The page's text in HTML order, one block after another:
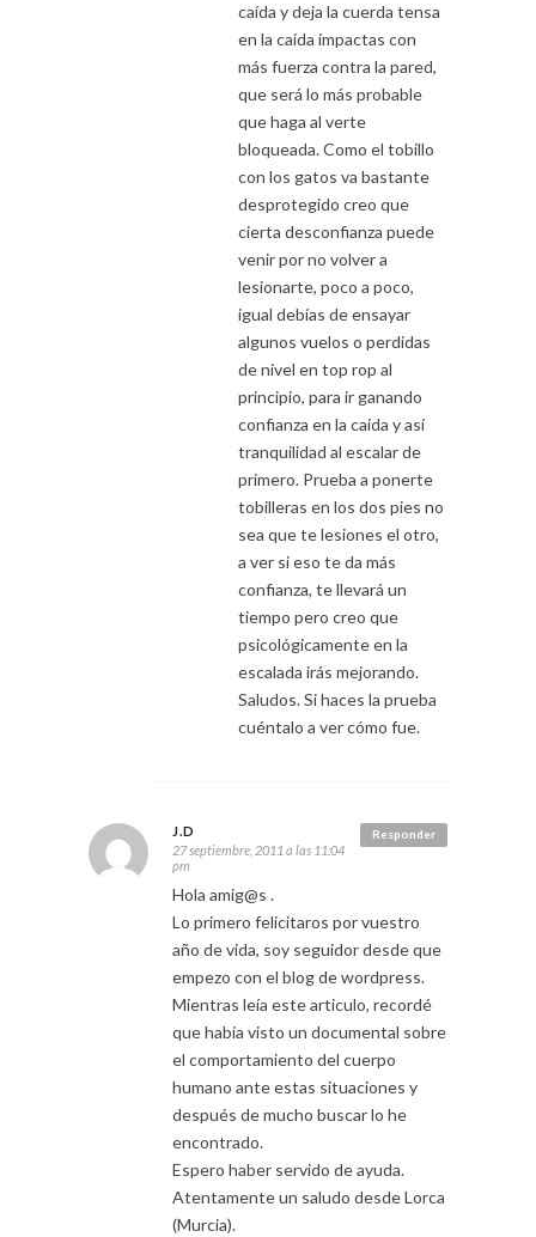
caída y deja la cuerda tensa
en la caída impactas con
más fuerza contra la pared,
que será lo más probable
que haga al verte
bloqueada. Como el tobillo
con los gatos va bastante
desprotegido creo que
cierta desconfianza puede
venir por no volver a
lesionarte, poco a poco,
igual debías de ensayar
algunos vuelos o perdidas
de nivel en top rop al
principio, para ir ganando
confianza en la caída y así
tranquilidad al escalar de
primero. Prueba a ponerte
tobilleras en los dos pies no
sea que te lesiones el otro,
a ver si eso te da más
confianza, te llevará un
tiempo pero creo que
psicológicamente en la
escalada irás mejorando.
Saludos. Si haces la prueba
cuéntalo a ver cómo fue.
Responder
J.D
27 septiembre, 2011 a las 11:04
pm
Hola amig@s .
Lo primero felicitaros por vuestro
año de vida, soy seguidor desde que
empezo con el blog de wordpress.
Mientras leía este articulo, recordé
que habia visto un documental sobre
el comportamiento del cuerpo
humano ante estas situaciones y
después de mucho buscar lo he
encontrado.
Espero haber servido de ayuda.
Atentamente un saludo desde Lorca
(Murcia).